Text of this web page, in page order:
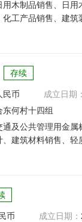
木制品销售、日
工产品销售、建
存续
民币
成立日期
何村十四组
及公共管理用金
建筑材料销售、
币 成立日期：